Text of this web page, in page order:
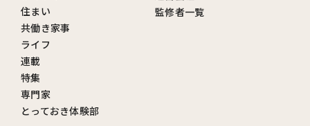
住まい
共働き家事
ライフ
連載
特集
専門家
とっておき体験部
監修者一覧